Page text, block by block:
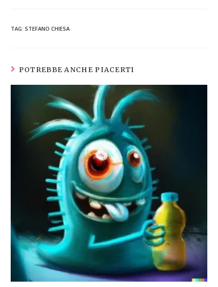
TAG:STEFANO CHIESA
POTREBBE ANCHE PIACERTI